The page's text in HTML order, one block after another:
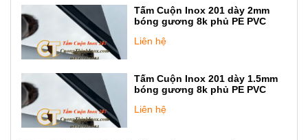
Tấm Cuộn Inox 201 dày 2mm
bóng gương 8k phủ PE PVC
Liên hệ
Tấm Cuộn Inox 201 dày 1.5mm
bóng gương 8k phủ PE PVC
Liên hệ